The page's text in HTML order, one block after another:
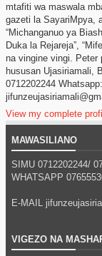
mtafiti wa maswala
gazeti la SayariMpya,
“Michanganuo ya
Duka la Rejareja”,
na vingine vingi. Peter
hususan Ujasiriamali,
0712202244
View my complete
MAWASILIANO
SIMU 0712202244/
WHATSAPP
E-MAIL
VIGEZO NA